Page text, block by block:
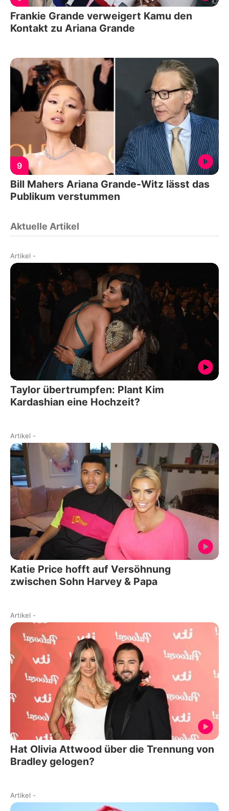
Frankie Grande verweigert Kamu den
Kontakt zu Ariana Grande
9
Bill Mahers Ariana Grande-Witz lässt das
Publikum verstummen
Aktuelle Artikel
Artikel -
Taylor übertrumpfen: Plant Kim
Kardashian eine Hochzeit?
Artikel -
Katie Price hofft auf Versöhnung
zwischen Sohn Harvey & Papa
Artikel -
Hat Olivia Attwood über die Trennung von
Bradley gelogen?
Artikel -